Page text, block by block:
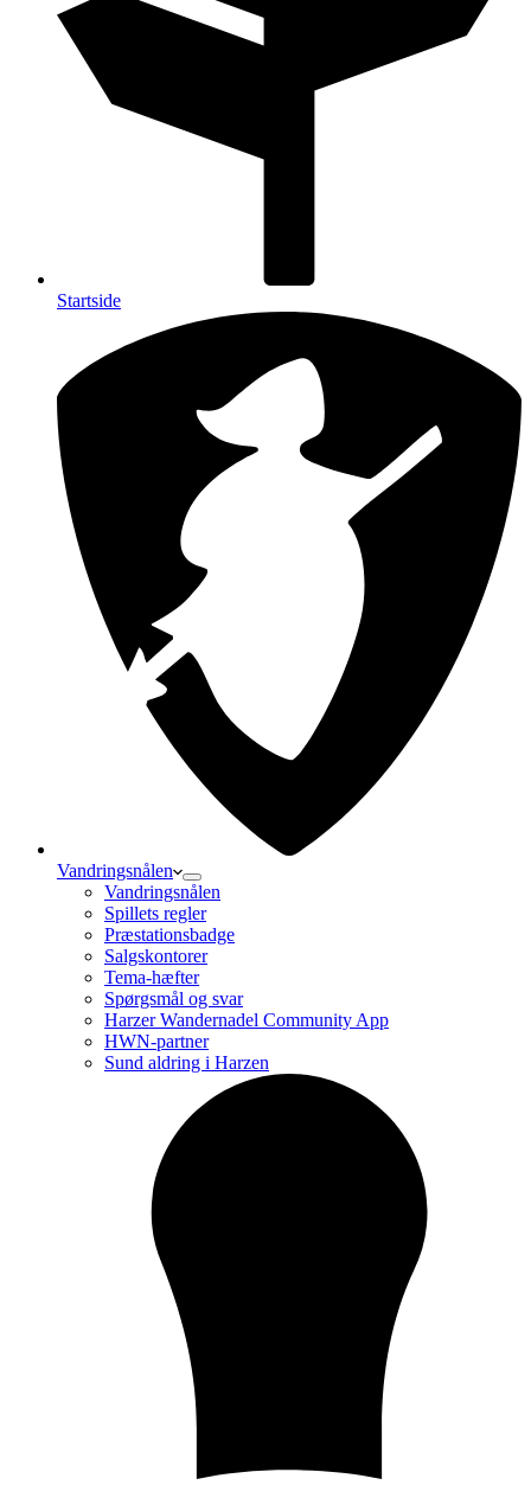
Startside
Vandringsnålen
Vandringsnålen
Spillets regler
Præstationsbadge
Salgskontorer
Tema-hæfter
Spørgsmål og svar
Harzer Wandernadel Community App
HWN-partner
Sund aldring i Harzen